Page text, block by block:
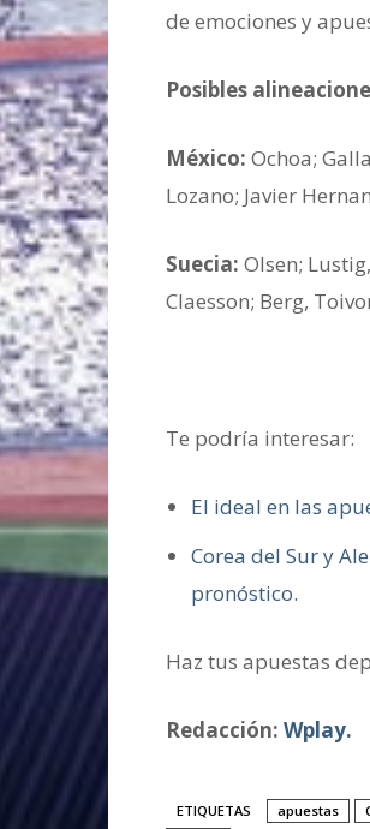
de emociones y
Posibles
México: Ochoa;
Lozano; Javier
Suecia: Olsen;
Claesson; Berg,
Te podría interesar:
El ideal en las
Corea del Sur y
pronóstico.
Haz tus apuestas
Redacción: Wplay.
ETIQUETAS apuestas